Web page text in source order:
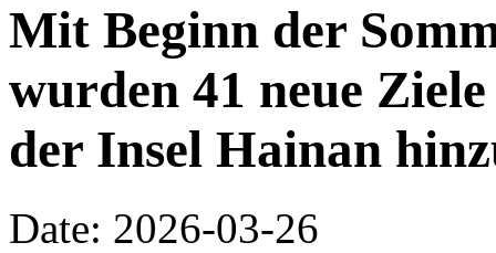
Mit Beginn der
wurden 41 neue
der Insel Hainan
Date: 2026-03-26